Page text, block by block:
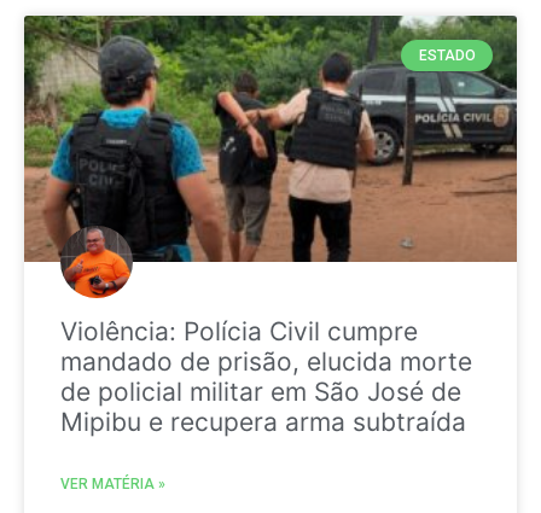
ESTADO
Violência: Polícia Civil cumpre
mandado de prisão, elucida morte
de policial militar em São José de
Mipibu e recupera arma subtraída
VER MATÉRIA »